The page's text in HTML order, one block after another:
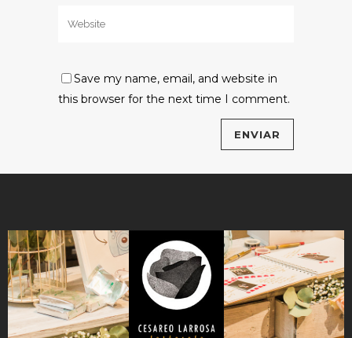
Save my name, email, and website in
this browser for the next time I comment.